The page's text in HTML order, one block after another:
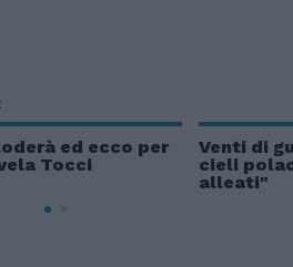
ed ecco per
Tocci
Venti di
cieli
alleati"